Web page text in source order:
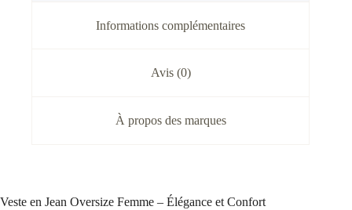
Informations complémentaires
Avis (0)
À propos des marques
Veste en Jean Oversize Femme – Élégance et Confort